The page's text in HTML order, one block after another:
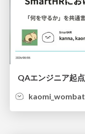
kaomi_wombat